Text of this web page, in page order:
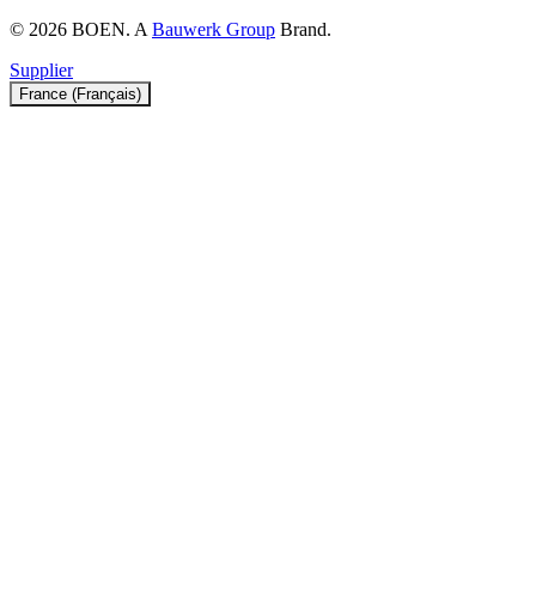
© 2026 BOEN. A Bauwerk Group Brand.
Supplier
France (Français)